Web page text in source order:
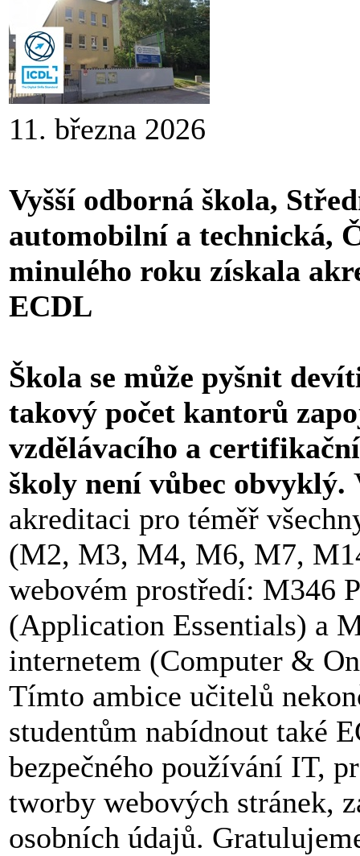
11. března 2026
Vyšší odborná škola,
automobilní a technická,
minulého roku získala
ECDL
Škola se může pyšnit
takový počet kantorů
vzdělávacího a
školy není vůbec obvyklý.
akreditaci pro téměř
(M2, M3, M4, M6, M7,
webovém prostředí: M346
(Application Essentials) a
internetem (Computer &
Tímto ambice učitelů
studentům nabídnout také
bezpečného používání IT,
tworby webových stránek,
osobních údajů.